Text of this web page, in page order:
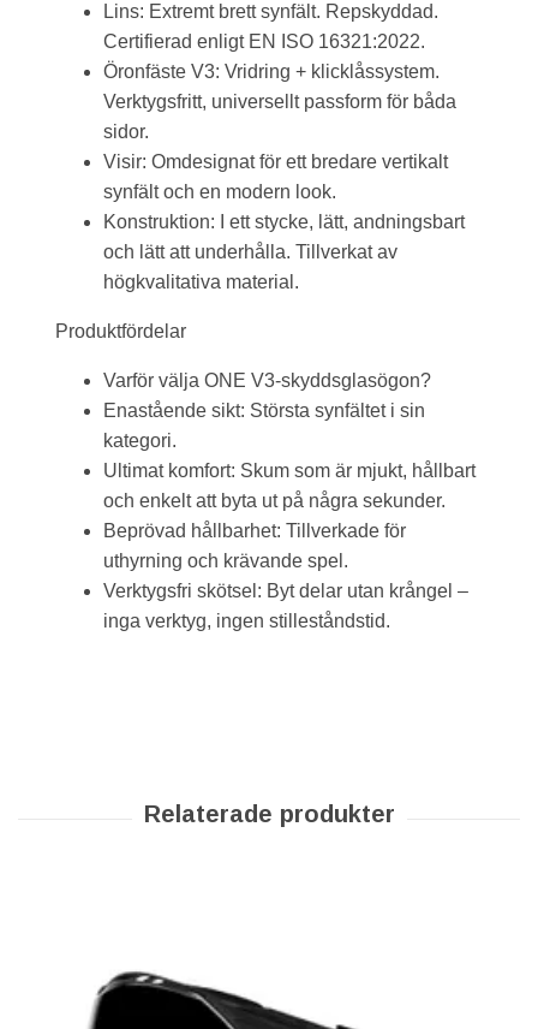
Lins: Extremt brett synfält. Repskyddad.
Certifierad enligt EN ISO 16321:2022.
Öronfäste V3: Vridring + klicklåssystem.
Verktygsfritt, universellt passform för båda
sidor.
Visir: Omdesignat för ett bredare vertikalt
synfält och en modern look.
Konstruktion: I ett stycke, lätt, andningsbart
och lätt att underhålla. Tillverkat av
högkvalitativa material.
Produktfördelar
Varför välja ONE V3-skyddsglasögon?
Enastående sikt: Största synfältet i sin
kategori.
Ultimat komfort: Skum som är mjukt, hållbart
och enkelt att byta ut på några sekunder.
Beprövad hållbarhet: Tillverkade för
uthyrning och krävande spel.
Verktygsfri skötsel: Byt delar utan krångel –
inga verktyg, ingen stilleståndstid.